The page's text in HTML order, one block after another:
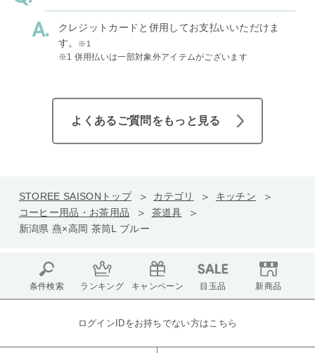
クレジットカードと併用してお支払いいただけま
す。
※1
※1 併用払いは一部対象外アイテムがございます
よくあるご質問をもっと見る
STOREE SAISONトップ カテゴリ
キッチン
コーヒー用品・お茶用品
茶道具
新潟県 燕×高岡 茶筒L ブルー
条件検索 ランキング キャンペーン 目玉品 新商品
ログインIDをお持ちでない方はこちら